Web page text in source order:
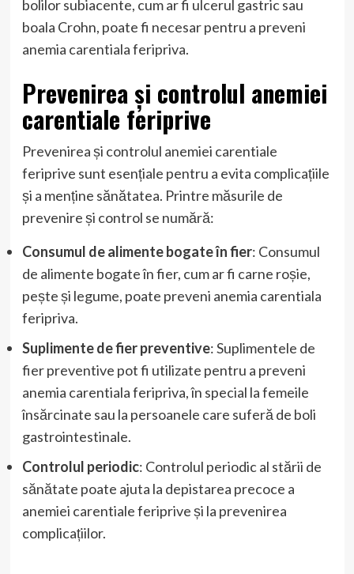
bolilor subiacente, cum ar fi ulcerul gastric sau
boala Crohn, poate fi necesar pentru a preveni
anemia carentiala feripriva.
Prevenirea și controlul anemiei
carentiale feriprive
Prevenirea și controlul anemiei carentiale
feriprive sunt esențiale pentru a evita complicațiile
și a menține sănătatea. Printre măsurile de
prevenire și control se numără:
Consumul de alimente bogate în fier: Consumul
de alimente bogate în fier, cum ar fi carne roșie,
pește și legume, poate preveni anemia carentiala
feripriva.
Suplimente de fier preventive: Suplimentele de
fier preventive pot fi utilizate pentru a preveni
anemia carentiala feripriva, în special la femeile
însărcinate sau la persoanele care suferă de boli
gastrointestinale.
Controlul periodic: Controlul periodic al stării de
sănătate poate ajuta la depistarea precoce a
anemiei carentiale feriprive și la prevenirea
complicațiilor.